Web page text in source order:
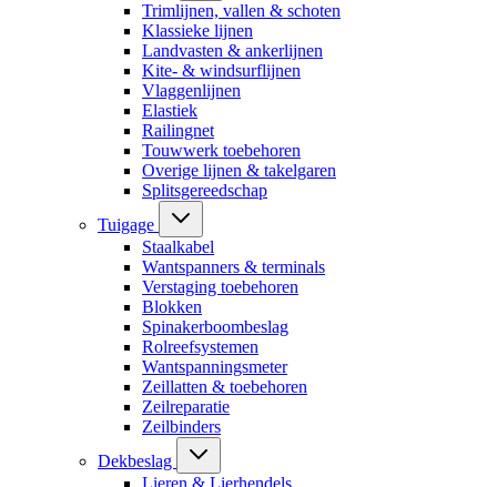
Trimlijnen, vallen & schoten
Klassieke lijnen
Landvasten & ankerlijnen
Kite- & windsurflijnen
Vlaggenlijnen
Elastiek
Railingnet
Touwwerk toebehoren
Overige lijnen & takelgaren
Splitsgereedschap
Tuigage
Staalkabel
Wantspanners & terminals
Verstaging toebehoren
Blokken
Spinakerboombeslag
Rolreefsystemen
Wantspanningsmeter
Zeillatten & toebehoren
Zeilreparatie
Zeilbinders
Dekbeslag
Lieren & Lierhendels